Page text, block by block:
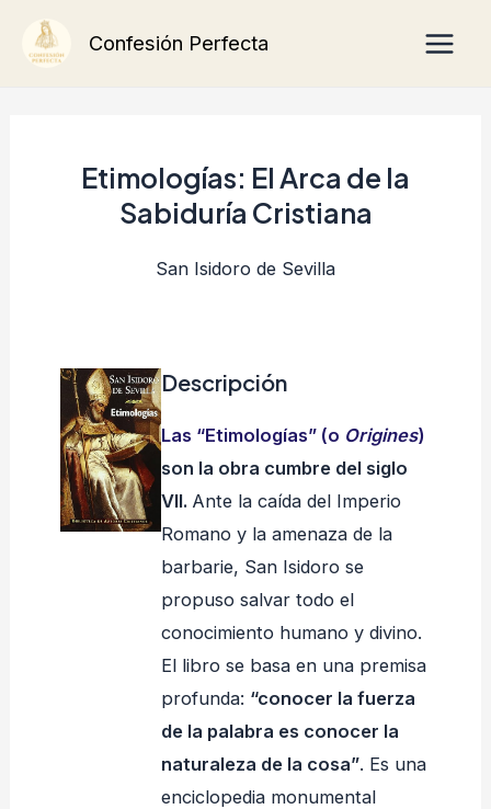
Confesión Perfecta
Etimologías: El Arca de la
Sabiduría Cristiana
San Isidoro de Sevilla
Descripción
Las “Etimologías” (o Origines)
son la obra cumbre del siglo
VII. Ante la caída del Imperio
Romano y la amenaza de la
barbarie, San Isidoro se
propuso salvar todo el
conocimiento humano y divino.
El libro se basa en una premisa
profunda: “conocer la fuerza
de la palabra es conocer la
naturaleza de la cosa”. Es una
enciclopedia monumental